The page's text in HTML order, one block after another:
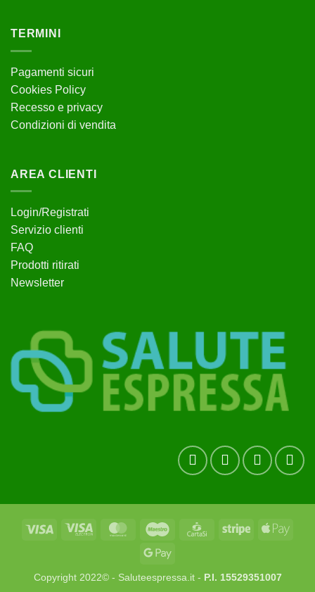
TERMINI
Pagamenti sicuri
Cookies Policy
Recesso e privacy
Condizioni di vendita
AREA CLIENTI
Login/Registrati
Servizio clienti
FAQ
Prodotti ritirati
Newsletter
Visa
Visa
MasterCardMaestro CartaSi Stripe
Apple
Google
Copyright 2022© - Saluteespressa.it - P.I. 15529351007